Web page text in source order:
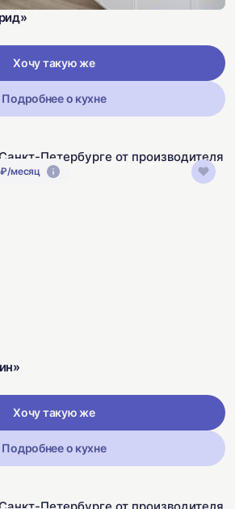
Хочу такую же
Подробнее о кухне
₽/месяц
Хочу такую же
Подробнее о кухне